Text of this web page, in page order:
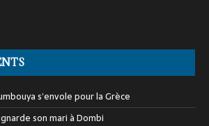
s’envole pour la Grèce
son mari à Dombi